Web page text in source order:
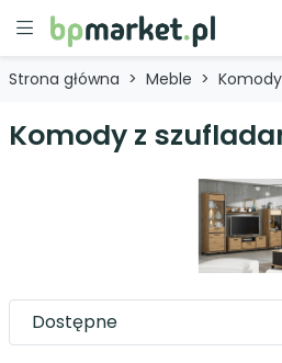
Strona główna Meble Komody
Komody z
Dostępne